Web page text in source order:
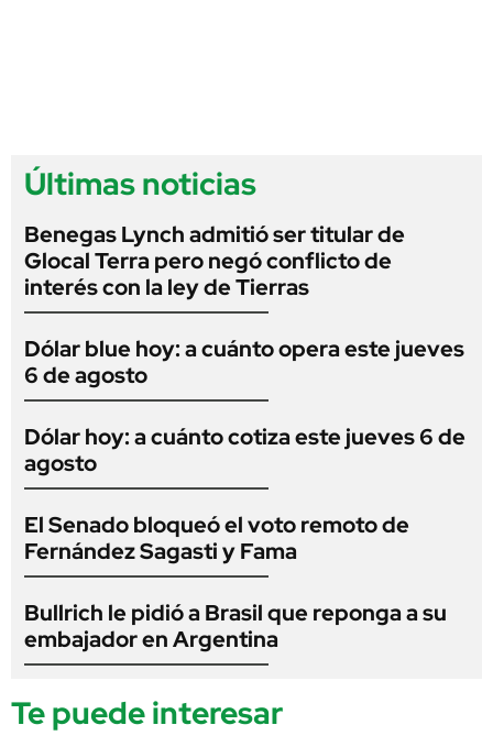
Últimas noticias
Benegas Lynch admitió ser titular de
Glocal Terra pero negó conflicto de
interés con la ley de Tierras
Dólar blue hoy: a cuánto opera este jueves
6 de agosto
Dólar hoy: a cuánto cotiza este jueves 6 de
agosto
El Senado bloqueó el voto remoto de
Fernández Sagasti y Fama
Bullrich le pidió a Brasil que reponga a su
embajador en Argentina
Te puede interesar